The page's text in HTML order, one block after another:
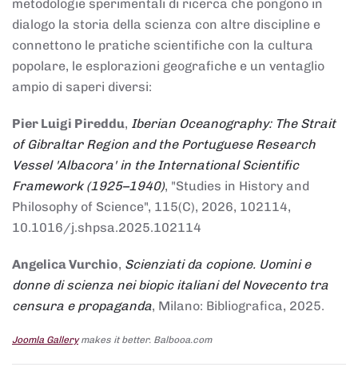
metodologie sperimentali di ricerca che pongono in
dialogo la storia della scienza con altre discipline e
connettono le pratiche scientifiche con la cultura
popolare, le esplorazioni geografiche e un ventaglio
ampio di saperi diversi:
Pier Luigi Pireddu, Iberian Oceanography: The Strait
of Gibraltar Region and the Portuguese Research
Vessel 'Albacora' in the International Scientific
Framework (1925–1940), "Studies in History and
Philosophy of Science", 115(C), 2026, 102114,
10.1016/j.shpsa.2025.102114
Angelica Vurchio, Scienziati da copione. Uomini e
donne di scienza nei biopic italiani del Novecento tra
censura e propaganda, Milano: Bibliografica, 2025.
Joomla Gallerymakes it better. Balbooa.com